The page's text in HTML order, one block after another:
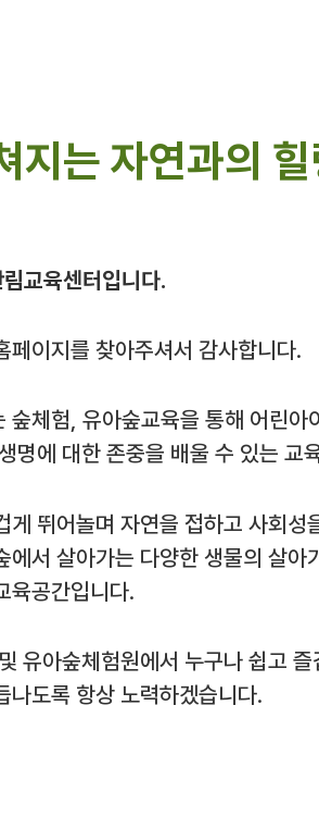
지는 자연과의
교육센터입니다.
페이지를 찾아주셔서 감사합니다.
숲체험, 유아숲교육을 통해 어린
명에 대한 존중을 배울 수 있는 교
게 뛰어놀며 자연을 접하고 사회
에서 살아가는 다양한 생물의 살
육공간입니다.
유아숲체험원에서 누구나 쉽고
나도록 항상 노력하겠습니다.